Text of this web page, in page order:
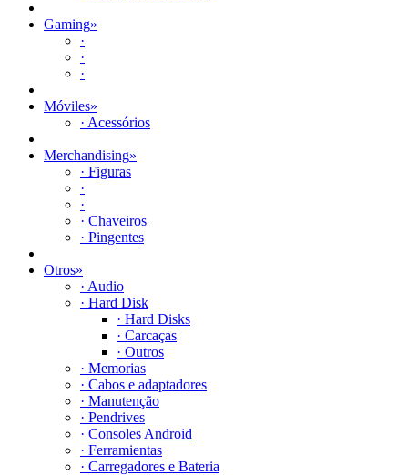
Gaming»
·
·
·
Móviles»
· Acessórios
Merchandising»
· Figuras
·
·
· Chaveiros
· Pingentes
Otros»
· Audio
· Hard Disk
· Hard Disks
· Carcaças
· Outros
· Memorias
· Cabos e adaptadores
· Manutenção
· Pendrives
· Consoles Android
· Ferramientas
· Carregadores e Bateria